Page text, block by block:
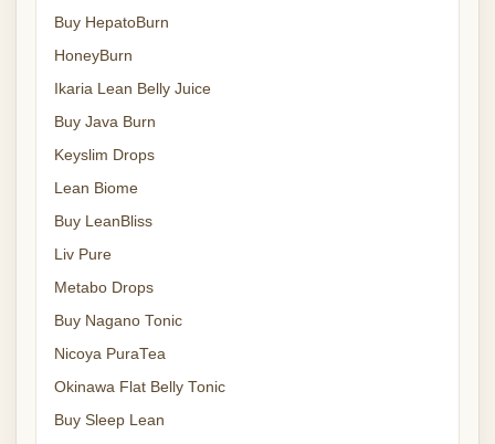
Buy HepatoBurn
HoneyBurn
Ikaria Lean Belly Juice
Buy Java Burn
Keyslim Drops
Lean Biome
Buy LeanBliss
Liv Pure
Metabo Drops
Buy Nagano Tonic
Nicoya PuraTea
Okinawa Flat Belly Tonic
Buy Sleep Lean